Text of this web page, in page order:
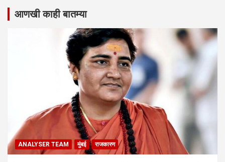
आणखी काही बातम्या
ANALYSER TEAM मुंबई राजकारण